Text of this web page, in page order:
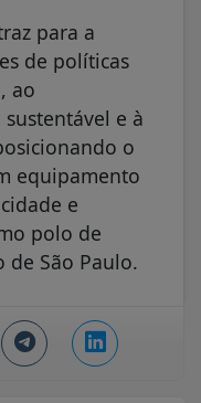
para a
de políticas
ao
e à
o
equipamento
e
polo de
de São Paulo.